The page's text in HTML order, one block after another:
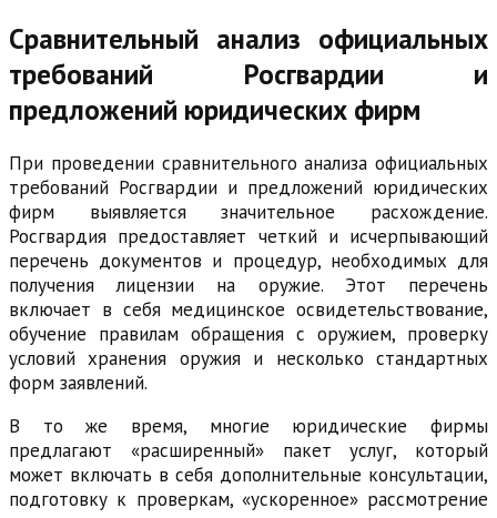
Сравнительный анализ официальных
требований Росгвардии и
предложений юридических фирм
При проведении сравнительного анализа официальных
требований Росгвардии и предложений юридических
фирм выявляется значительное расхождение.
Росгвардия предоставляет четкий и исчерпывающий
перечень документов и процедур, необходимых для
получения лицензии на оружие. Этот перечень
включает в себя медицинское освидетельствование,
обучение правилам обращения с оружием, проверку
условий хранения оружия и несколько стандартных
форм заявлений.
В то же время, многие юридические фирмы
предлагают «расширенный» пакет услуг, который
может включать в себя дополнительные консультации,
подготовку к проверкам, «ускоренное» рассмотрение